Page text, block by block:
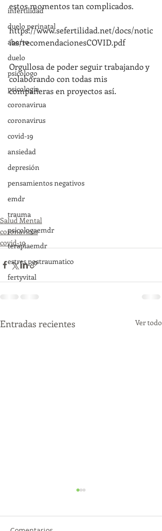
infertilidad
duelo perinatal
aborto
duelo
psicologo
psicologia
coronavirua
coronavirus
covid-19
ansiedad
depresión
pensamientos negativos
emdr
trauma
psicologaemdr
terapiaemdr
estres postraumatico
fertyvital
estos momentos tan complicados.
https://www.sefertilidad.net/docs/notic
ias/recomendacionesCOVID.pdf
Orgullosa de poder seguir trabajando y
colaborando con todas mis
compañeras en proyectos así.
Salud Mental
coronavirus
covid-19
Entradas recientes Ver todo